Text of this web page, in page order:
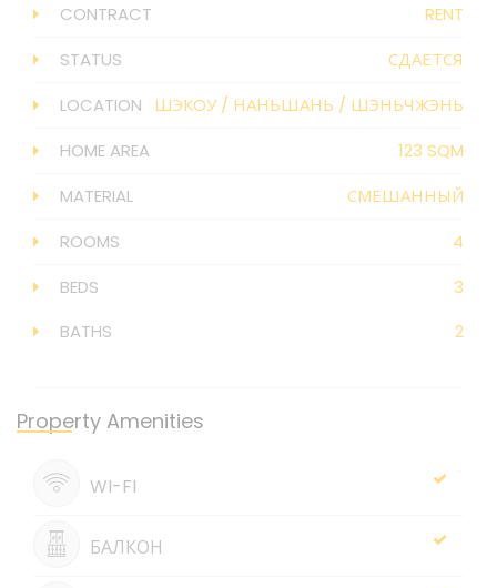
CONTRACT
RENT
STATUS
СДАЕТСЯ
LOCATION
ШЭКОУ / НАНЬШАНЬ / ШЭНЬЧЖЭНЬ
HOME AREA
123 SQM
MATERIAL
СМЕШАННЫЙ
ROOMS
4
BEDS
3
BATHS
2
Property Amenities
WI-FI
БАЛКОН